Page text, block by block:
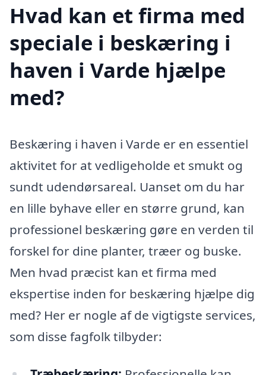
Hvad kan et firma med
speciale i beskæring i
haven i Varde hjælpe
med?
Beskæring i haven i Varde er en essentiel
aktivitet for at vedligeholde et smukt og
sundt udendørsareal. Uanset om du har
en lille byhave eller en større grund, kan
professionel beskæring gøre en verden til
forskel for dine planter, træer og buske.
Men hvad præcist kan et firma med
ekspertise inden for beskæring hjælpe dig
med? Her er nogle af de vigtigste services,
som disse fagfolk tilbyder: